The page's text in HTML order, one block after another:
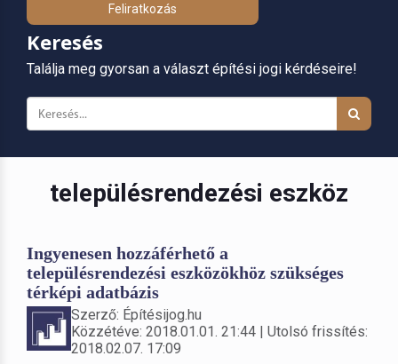
Feliratkozás
Keresés
Találja meg gyorsan a választ építési jogi kérdéseire!
településrendezési eszköz
Ingyenesen hozzáférhető a
településrendezési eszközökhöz szükséges
térképi adatbázis
Szerző: Építésijog.hu
Közzétéve: 2018.01.01. 21:44 | Utolsó frissítés:
2018.02.07. 17:09